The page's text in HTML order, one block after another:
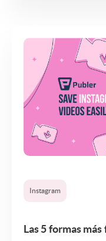
Instagram
Las 5 formas